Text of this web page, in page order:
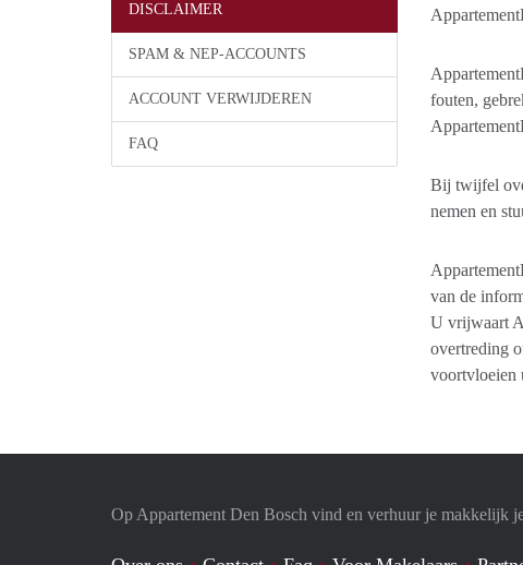
DISCLAIMER
SPAM & NEP-ACCOUNTS
ACCOUNT VERWIJDEREN
FAQ
fouten,
Bij twijfel
nemen en
van de
U vrijwaart
overtreding
voortvloeien
Op Appartement Den Bosch vind en verhuur je makkelijk